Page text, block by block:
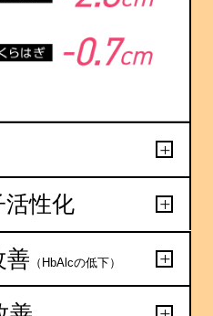
活性化
善 （HbAlcの低下）